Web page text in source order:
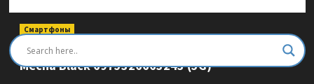
Смартфоны
Смартфон Ulefone Armor Mini 20 Pro 8/256Gb
Mecha Black 6975326663243 (5G)